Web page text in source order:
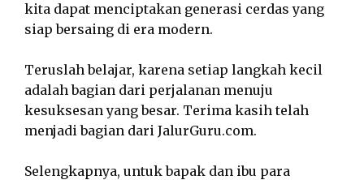
kita dapat menciptakan generasi cerdas yang
siap bersaing di era modern.
Teruslah belajar, karena setiap langkah kecil
adalah bagian dari perjalanan menuju
kesuksesan yang besar. Terima kasih telah
menjadi bagian dari JalurGuru.com.
Selengkapnya, untuk bapak dan ibu para